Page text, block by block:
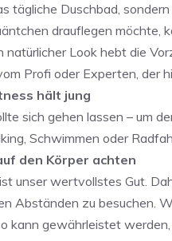
tägliche Duschbad,
drauflegen möchte,
natürlicher Look hebt die
Profi oder Experten, der
hält jung
sich gehen lassen – um
Schwimmen oder
den Körper achten
unser wertvollstes Gut.
Abständen zu besuchen.
kann gewährleistet